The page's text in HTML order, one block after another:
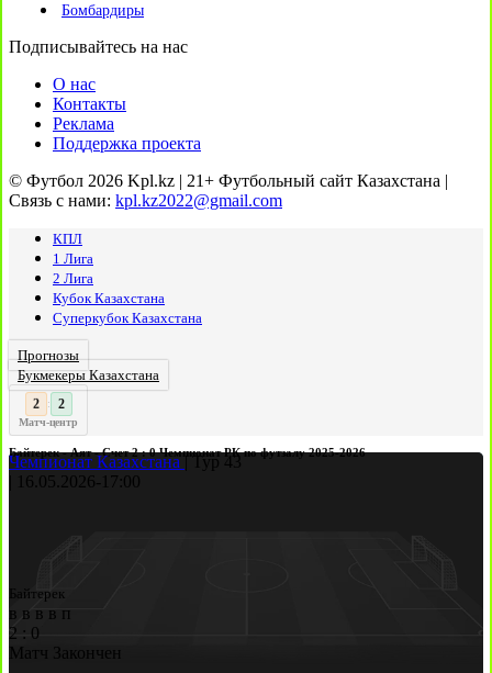
Бомбардиры
Подписывайтесь на нас
О нас
Контакты
Реклама
Поддержка проекта
© Футбол 2026 Kpl.kz | 21+ Футбольный сайт Казахстана |
Связь с нами: kpl.kz2022@gmail.com
КПЛ
1 Лига
2 Лига
Кубок Казахстана
Суперкубок Казахстана
Прогнозы
Букмекеры Казахстана
3 : 3
Матч-центр
Байтерек - Аят - Счет 2 : 0 Чемпионат РК по футзалу 2025-2026
Чемпионат Казахстана| Тур 43
16.05.2026- 17:00
Байтерек
в в в в п
2 : 0
Матч Закончен